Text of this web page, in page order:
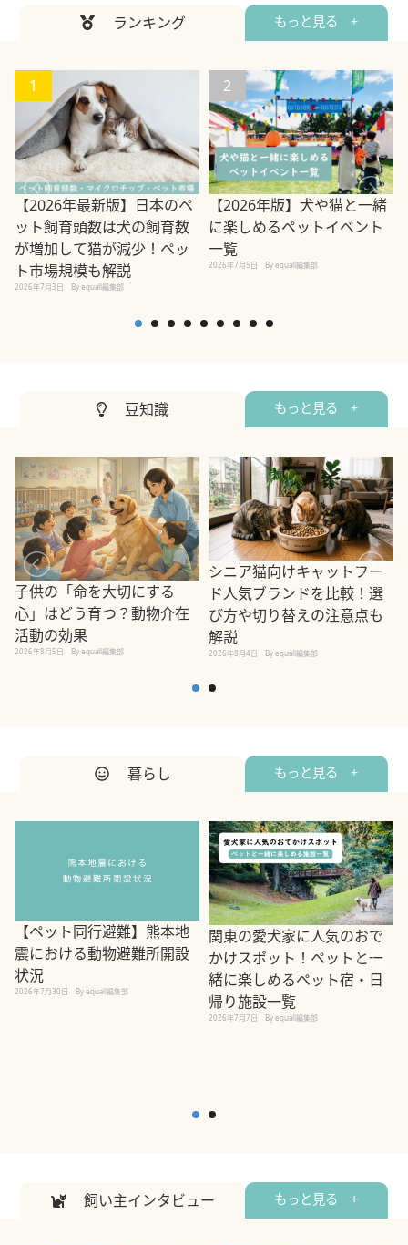
ランキング もっと見る +
1
【2026年最新版】日本のペ
ット飼育頭数は犬の飼育数
が増加して猫が減少！ペッ
ト市場規模も解説
2026年7月3日 By equall編集部
2
【2026年版】犬や猫と一緒
に楽しめるペットイベント
一覧
2026年7月5日 By equall編集部
豆知識 もっと見る +
子供の「命を大切にする
心」はどう育つ？動物介在
活動の効果
2026年8月5日 By equall編集部
シニア猫向けキャットフー
ド人気ブランドを比較！選
び方や切り替えの注意点も
解説
2026年8月4日 By equall編集部
暮らし もっと見る +
【ペット同行避難】熊本地
震における動物避難所開設
状況
2026年7月30日 By equall編集部
関東の愛犬家に人気のおで
かけスポット！ペットと一
緒に楽しめるペット宿・日
帰り施設一覧
2026年7月7日 By equall編集部
飼い主インタビュー もっと見る +